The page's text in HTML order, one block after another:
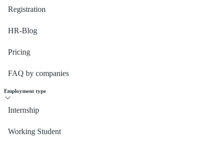
Registration
HR-Blog
Pricing
FAQ by companies
Employment type
Internship
Working Student